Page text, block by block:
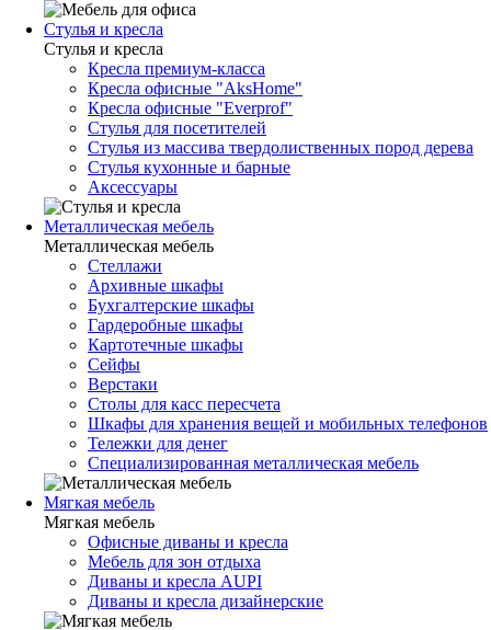
Стулья и кресла
Стулья и кресла
Кресла премиум-класса
Кресла офисные "AksHome"
Кресла офисные "Everprof"
Стулья для посетителей
Стулья из массива твердолиственных пород дерева
Стулья кухонные и барные
Аксессуары
Металлическая мебель
Металлическая мебель
Стеллажи
Архивные шкафы
Бухгалтерские шкафы
Гардеробные шкафы
Картотечные шкафы
Сейфы
Верстаки
Столы для касс пересчета
Шкафы для хранения вещей и мобильных телефонов
Тележки для денег
Специализированная металлическая мебель
Мягкая мебель
Мягкая мебель
Офисные диваны и кресла
Мебель для зон отдыха
Диваны и кресла AUPI
Диваны и кресла дизайнерские